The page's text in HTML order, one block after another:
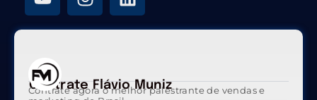
Contrate Flávio Muniz
Contrate agora o melhor palestrante de vendas e